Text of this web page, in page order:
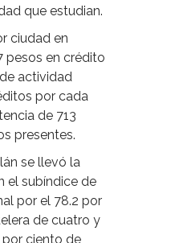
que estudian.
ciudad en
pesos en crédito
actividad
por cada
de 713
presentes.
se llevó la
el subíndice de
por el 78.2 por
de cuatro y
ciento de